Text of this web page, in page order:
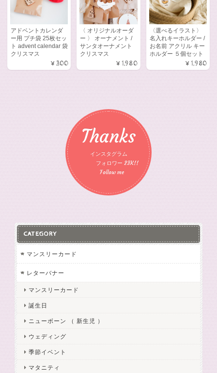
アドベントカレンダ
ー用 プチ袋 25枚セッ
ト advent calendar 袋
クリスマス
¥300
〈 オリジナルオーダ
ー 〉 オーナメント /
サンタオーナメント
クリスマス
¥1,980
〈選べるイラスト〉
名入れキーホルダー /
お名前 アクリル キー
ホルダー ５個セット
¥1,980
Thanks
インスタグラム
フォロワー 23K!!
Follow me
CATEGORY
マンスリーカード
レターバナー
マンスリーカード
誕生日
ニューボーン （ 新生児 ）
ウェディング
季節イベント
マタニティ